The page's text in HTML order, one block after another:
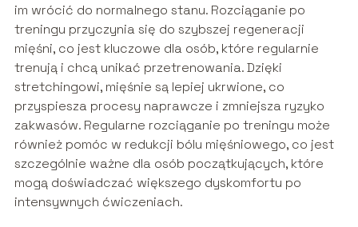
im wrócić do normalnego stanu. Rozciąganie po
treningu przyczynia się do szybszej regeneracji
mięśni, co jest kluczowe dla osób, które regularnie
trenują i chcą unikać przetrenowania. Dzięki
stretchingowi, mięśnie są lepiej ukrwione, co
przyspiesza procesy naprawcze i zmniejsza ryzyko
zakwasów. Regularne rozciąganie po treningu może
również pomóc w redukcji bólu mięśniowego, co jest
szczególnie ważne dla osób początkujących, które
mogą doświadczać większego dyskomfortu po
intensywnych ćwiczeniach.